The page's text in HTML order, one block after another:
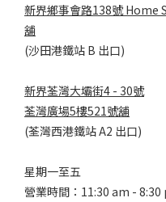
新界鄉事會路138號 Home
舖
(沙田港鐵站 B 出口)
新界荃灣大壩街4 - 30號
荃灣廣場5樓521號舖
(荃灣西港鐵站 A2 出口)
星期一至五
營業時間：11:30 am - 8:30